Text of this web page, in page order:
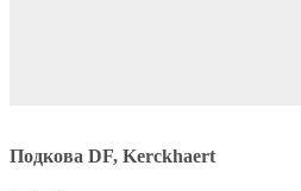
Подкова DF, Kerckhaert